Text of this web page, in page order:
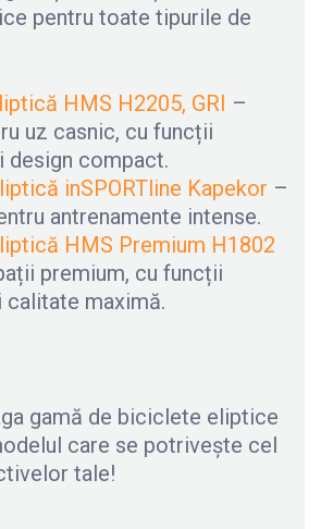
pentru toate tipurile de
HMS H2205, GRI –
uz casnic, cu funcții
design compact.
inSPORTline Kapekor –
antrenamente intense.
HMS Premium H1802
premium, cu funcții
calitate maximă.
gamă de biciclete eliptice
care se potrivește cel
tale!